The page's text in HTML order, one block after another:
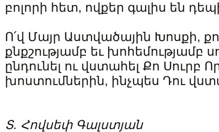
բոլորի հետ, ովքեր գալիս են
Ո՛վ Մայր Աստվածային Խոսքի,
քնքշությամբ եւ խոհեմությամբ
ընդունել ու վստահել Քո Սուրբ
խոստումներին, ինչպես Դու
Տ. Հովսեփ Գալստյան